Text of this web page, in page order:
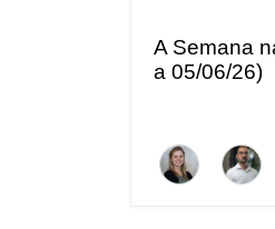
A Semana
a 05/06/26)